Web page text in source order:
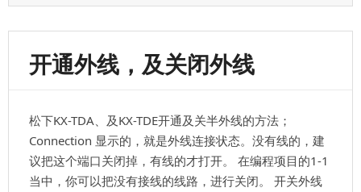
置
线，
用
限
制
2-
开通外线，及关闭外线
松下KX-TDA、及KX-TDE开通及关半外线的方法；
Connection 显示的，就是外线连接状态。没有线的，建
议把这个端口关闭掉，有线的才打开。 在编程项目的1-1
当中，你可以把没有接线的线路，进行关闭。 开关外线